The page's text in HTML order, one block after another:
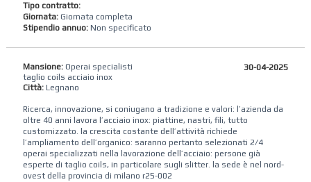
Tipo contratto:
Giornata: Giornata completa
Stipendio annuo: Non specificato
Mansione:Operai specialisti
taglio coils acciaio inox
Città:Legnano
30-04-2025
Ricerca, innovazione, si coniugano a tradizione e valori: l’azienda da
oltre 40 anni lavora l’acciaio inox: piattine, nastri, fili, tutto
customizzato. la crescita costante dell’attività richiede
l’ampliamento dell’organico: saranno pertanto selezionati 2/4
operai specializzati nella lavorazione dell’acciaio: persone già
esperte di taglio coils, in particolare sugli slitter. la sede è nel nord-
ovest della provincia di milano r25-002